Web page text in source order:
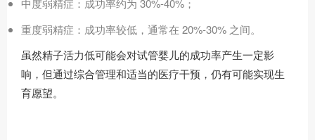
重度弱精症：成功率较低，通常在 20%-30% 之间。
虽然精子活力低可能会对试管婴儿的成功率产生一定影
响，但通过综合管理和适当的医疗干预，仍有可能实现生
育愿望。